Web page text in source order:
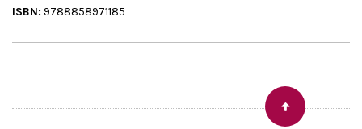
ISBN: 9788858971185